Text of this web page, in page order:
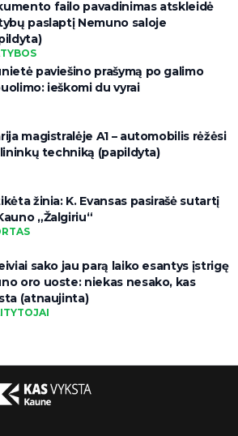
failo pavadinimas atskleidė
paslaptį Nemuno saloje
paviešino prašymą po galimo
ieškomi du vyrai
magistralėje A1 – automobilis rėžėsi
techniką (papildyta)
žinia: K. Evansas pasirašė sutartį
„Žalgiriu“
sako jau parą laiko esantys įstrigę
oro uoste: niekas nesako, kas
(atnaujinta)